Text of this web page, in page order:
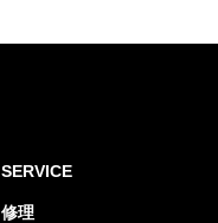
SERVICE
修理